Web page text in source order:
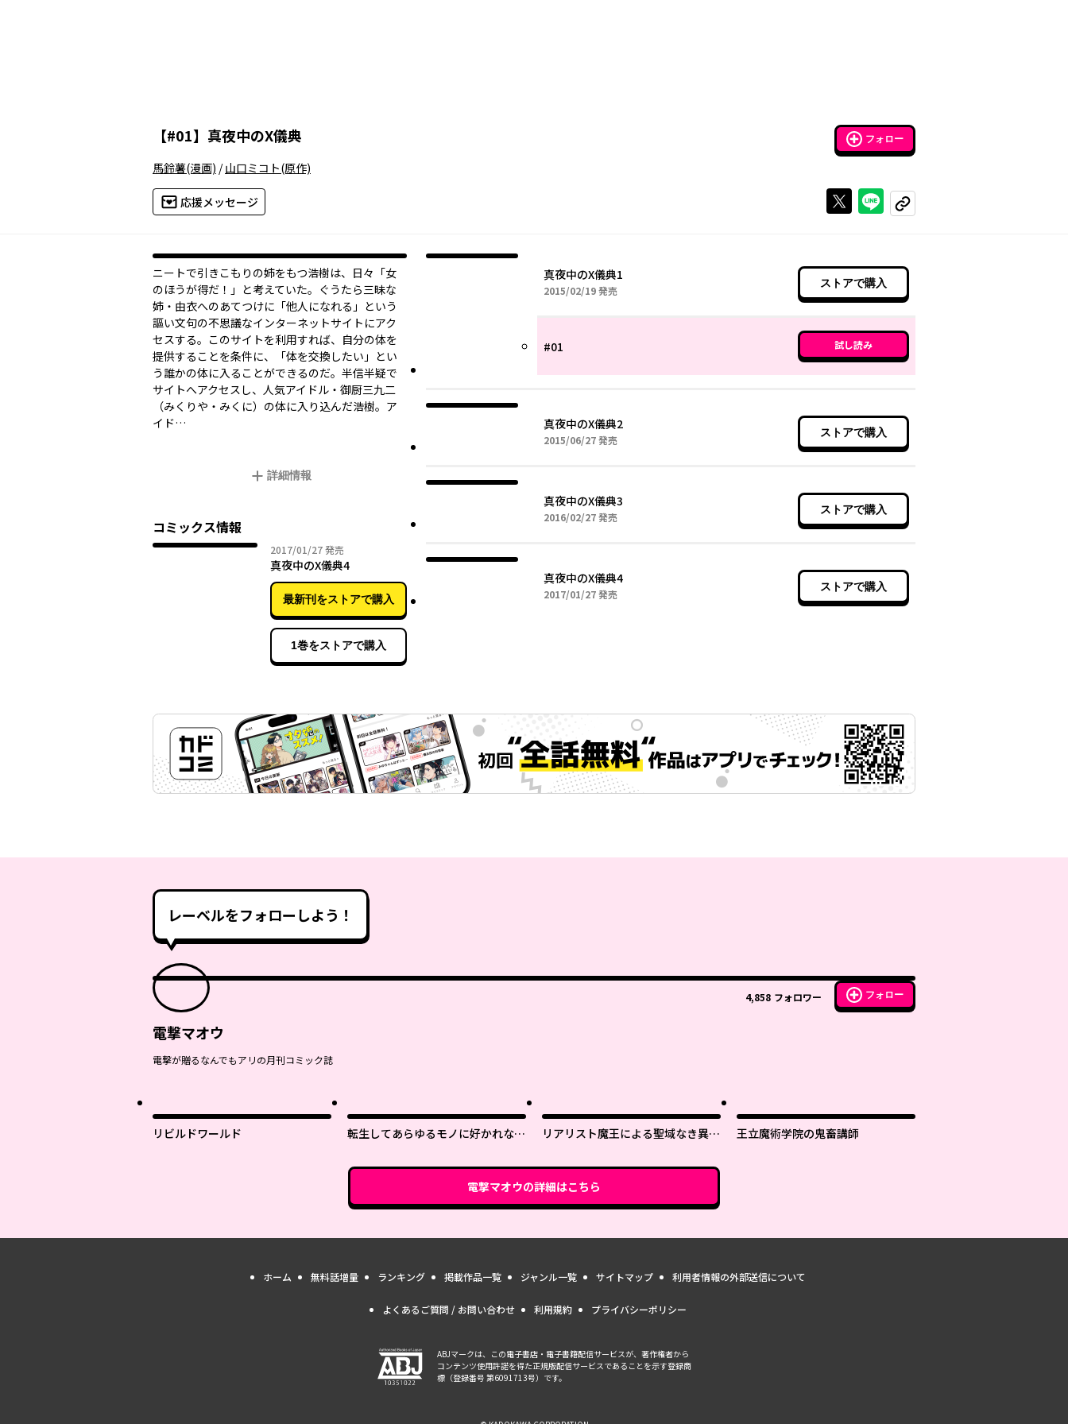
【#01】 真夜中のX儀典 フォロー
馬鈴薯(漫画) /山口ミコト(原作)
応援メッセージ Xで投稿するラインでシェアする
コピーする
ニートで引きこもりの姉をもつ浩樹は、日々「女
のほうが得だ！」と考えていた。ぐうたら三昧な
姉・由衣へのあてつけに「他人になれる」という
謳い文句の不思議なインターネットサイトにアク
セスする。このサイトを利用すれば、自分の体を
提供することを条件に、「体を交換したい」とい
う誰かの体に入ることができるのだ。半信半疑で
サイトへアクセスし、人気アイドル・御厨三九二
（みくりや・みくに）の体に入り込んだ浩樹。ア
イド…
詳細情報
コミックス情報
2017/01/272017年01月27日
発売
真夜中のX儀典4
最新刊をストアで購入
1巻をストアで購入
真夜中のX儀典1
2015/02/192015年02月19日
発売
ストアで購入
#01 試し読み
真夜中のX儀典2
2015/06/272015年06月27日
発売
ストアで購入
真夜中のX儀典3
2016/02/272016年02月27日
発売
ストアで購入
真夜中のX儀典4
2017/01/272017年01月27日
発売
ストアで購入
レーベルをフォローしよう！
4,858 フォロワー フォロー
電撃マオウ
電撃が贈るなんでもアリの月刊コミック誌
リビルドワールド
転生してあらゆるモノに好かれなが
く
リアリスト魔王による聖域なき異世
王立魔術学院の鬼畜講師
電撃マオウの詳細はこちら
ホーム 無料話増量 ランキング 掲載作品一覧 ジャンル一覧 サイトマップ 利用者情報の外部送信について
よくあるご質問 / お問い合わせ 利用規約 プライバシーポリシー
ABJマークは、この電子書店・電子書籍配信サービスが、著作権者から
コンテンツ使用許諾を得た正規版配信サービスであることを示す登録商
標（登録番号 第6091713号）です。